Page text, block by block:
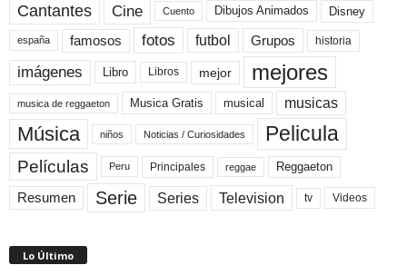
Cantantes Cine Cuento Dibujos Animados Disney
españa famosos fotos futbol Grupos historia
imágenes Libro Libros mejor mejores
musica de reggaeton Musica Gratis musical musicas
Música niños Noticias / Curiosidades Pelicula
Películas Peru Principales reggae Reggaeton
Resumen Serie Series Television tv Videos
Lo Último